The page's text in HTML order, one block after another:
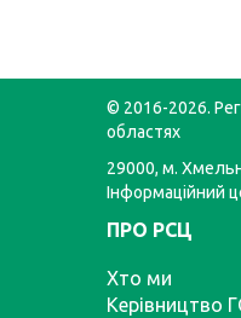
© 2016-2026.
областях
29000, м.
Інформаційний
ПРО РСЦ
Хто ми
Керівництво